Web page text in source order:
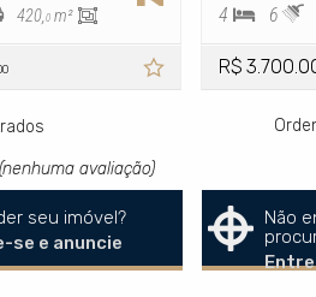
420,0 m² 4 6
R$
(nenhuma avaliação)
seu imóvel?
se e anuncie
Não